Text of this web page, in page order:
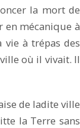
la mort de
en mécanique à
vie à trépas des
où il vivait. Il
de ladite ville
la Terre sans